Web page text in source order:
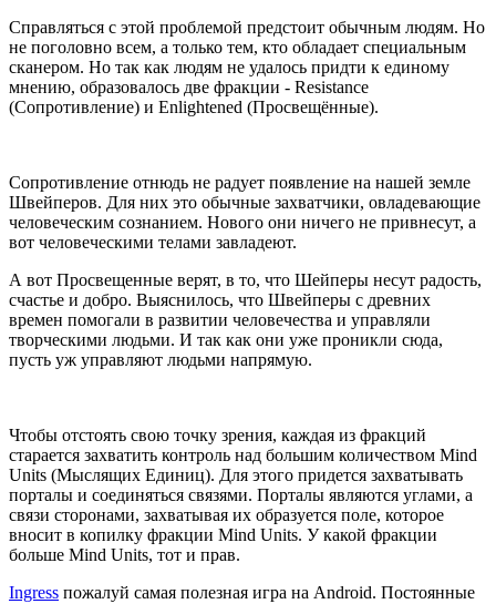
Справляться с этой проблемой предстоит обычным людям. Но
не поголовно всем, а только тем, кто обладает специальным
сканером. Но так как людям не удалось придти к единому
мнению, образовалось две фракции - Resistance
(Сопротивление) и Enlightened (Просвещённые).
Сопротивление отнюдь не радует появление на нашей земле
Швейперов. Для них это обычные захватчики, овладевающие
человеческим сознанием. Нового они ничего не привнесут, а
вот человеческими телами завладеют.
А вот Просвещенные верят, в то, что Шейперы несут радость,
счастье и добро. Выяснилось, что Швейперы с древних
времен помогали в развитии человечества и управляли
творческими людьми. И так как они уже проникли сюда,
пусть уж управляют людьми напрямую.
Чтобы отстоять свою точку зрения, каждая из фракций
старается захватить контроль над большим количеством Mind
Units (Мыслящих Единиц). Для этого придется захватывать
порталы и соединяться связями. Порталы являются углами, а
связи сторонами, захватывая их образуется поле, которое
вносит в копилку фракции Mind Units. У какой фракции
больше Mind Units, тот и прав.
Ingress пожалуй самая полезная игра на Android. Постоянные